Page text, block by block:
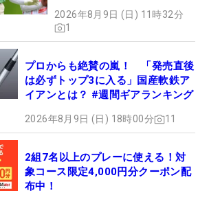
2026年8月9日 (日) 11時32分
1
プロからも絶賛の嵐！ 「発売直後
は必ずトップ3に入る」国産軟鉄ア
イアンとは？ #週間ギアランキング
2026年8月9日 (日) 18時00分 11
2組7名以上のプレーに使える！対
象コース限定4,000円分クーポン配
布中！